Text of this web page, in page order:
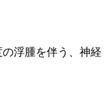
浮腫を伴う、神経